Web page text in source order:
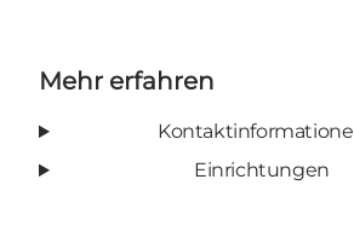
Mehr erfahren
Einrichtungen